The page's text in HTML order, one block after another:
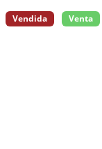
Vendida Venta